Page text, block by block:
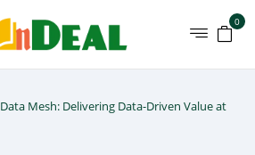
0
Data Mesh: Delivering Data-Driven Value at